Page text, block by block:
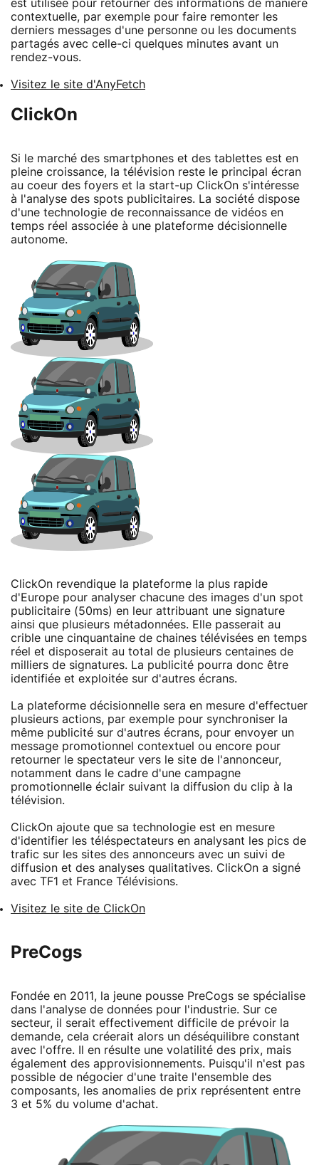
est utilisée pour retourner des informations de manière
contextuelle, par exemple pour faire remonter les
derniers messages d'une personne ou les documents
partagés avec celle-ci quelques minutes avant un
rendez-vous.
Visitez le site d'AnyFetch
ClickOn
Si le marché des smartphones et des tablettes est en
pleine croissance, la télévision reste le principal écran
au coeur des foyers et la start-up ClickOn s'intéresse
à l'analyse des spots publicitaires. La société dispose
d'une technologie de reconnaissance de vidéos en
temps réel associée à une plateforme décisionnelle
autonome.
ClickOn revendique la plateforme la plus rapide
d'Europe pour analyser chacune des images d'un spot
publicitaire (50ms) en leur attribuant une signature
ainsi que plusieurs métadonnées. Elle passerait au
crible une cinquantaine de chaines télévisées en temps
réel et disposerait au total de plusieurs centaines de
milliers de signatures. La publicité pourra donc être
identifiée et exploitée sur d'autres écrans.
La plateforme décisionnelle sera en mesure d'effectuer
plusieurs actions, par exemple pour synchroniser la
même publicité sur d'autres écrans, pour envoyer un
message promotionnel contextuel ou encore pour
retourner le spectateur vers le site de l'annonceur,
notamment dans le cadre d'une campagne
promotionnelle éclair suivant la diffusion du clip à la
télévision.
ClickOn ajoute que sa technologie est en mesure
d'identifier les téléspectateurs en analysant les pics de
trafic sur les sites des annonceurs avec un suivi de
diffusion et des analyses qualitatives. ClickOn a signé
avec TF1 et France Télévisions.
Visitez le site de ClickOn
PreCogs
Fondée en 2011, la jeune pousse PreCogs se spécialise
dans l'analyse de données pour l'industrie. Sur ce
secteur, il serait effectivement difficile de prévoir la
demande, cela créerait alors un déséquilibre constant
avec l'offre. Il en résulte une volatilité des prix, mais
également des approvisionnements. Puisqu'il n'est pas
possible de négocier d'une traite l'ensemble des
composants, les anomalies de prix représentent entre
3 et 5% du volume d'achat.